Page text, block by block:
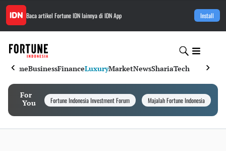
Baca artikel Fortune IDNlainnya di IDN App Install
HomeBusinessFinanceLuxuryMarketNewsShariaTech
For
You
Fortune Indonesia Investment Forum Majalah Fortune Indonesia